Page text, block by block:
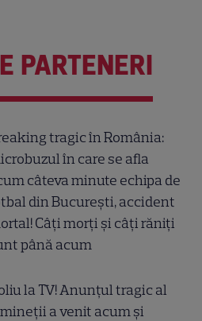
PARTENERI
tragic în România:
în care se afla
câteva minute echipa de
din București, accident
Câți morți și câți răniți
până acum
la TV! Anunțul tragic al
a venit acum și